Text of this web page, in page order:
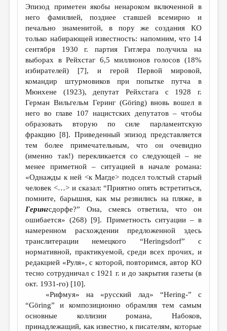
Эпизод приметен якобы ненароком включенной в
него фамилией, позднее ставшей всемирно и
печально знаменитой, в пору же создания КО
только набирающей известность: напомним, что 14
сентября 1930 г. партия Гитлера получила на
выборах в Рейхстаг 6,5 миллионов голосов (18%
избирателей) [7], и герой Первой мировой,
командир штурмовиков при попытке путча в
Мюнхене (1923), депутат Рейхстага с 1928 г.
Герман Вильгельм Геринг (Göring) вновь вошел в
него во главе 107 нацистских депутатов – чтобы
образовать вторую по силе парламентскую
фракцию [8]. Приведенный эпизод представляется
тем более примечательным, что он очевидно
(именно так!) перекликается со следующей – не
менее приметной – ситуацией в начале романа:
«Однажды к ней <к Магде> подсел толстый старый
человек <…> и сказал: “Приятно опять встретиться,
помните, барышня, как мы резвились на пляже, в
Герингсдорфе?” Она, смеясь ответила, что он
ошибается» (268) [9]. Приметность ситуации – в
намеренном расхождении предложенной здесь
транслитерации немецкого “Heringsdorf” с
нормативной, практикуемой, среди всех прочих, и
редакцией «Руля», с которой, повторимся, автор КО
тесно сотрудничал с 1921 г. и до закрытия газеты (в
окт. 1931-го) [10].
«Рифмуя» на «русский лад» “Hering-” c
“Göring” и композиционно обрамляя тем самым
основные коллизии романа, Набоков,
принадлежащий, как известно, к писателям, которые